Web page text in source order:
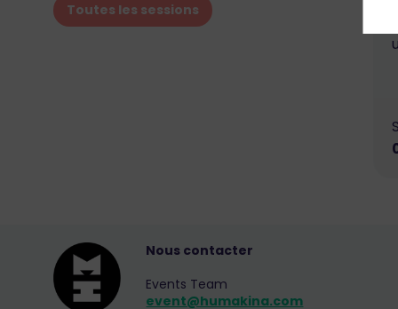
Toutes les sessions
Nous contacter
Events Team
event@humakina.com